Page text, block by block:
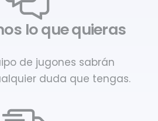
lo que quieras
de jugones sabrán
duda que tengas.